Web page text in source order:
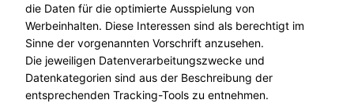
die Daten für die optimierte Ausspielung von
Werbeinhalten. Diese Interessen sind als berechtigt im
Sinne der vorgenannten Vorschrift anzusehen.
Die jeweiligen Datenverarbeitungszwecke und
Datenkategorien sind aus der Beschreibung der
entsprechenden Tracking-Tools zu entnehmen.